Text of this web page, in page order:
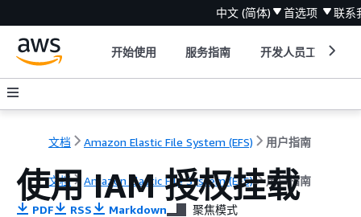
中文 (简体) 首选项 联系
开始使用 服务指南 开发人员工具
文档 Amazon Elastic File System (EFS) 用户指南
文档 Amazon Elastic File System (EFS) 用户指南
使用 IAM 授权挂载
PDF RSS Markdown 聚焦模式